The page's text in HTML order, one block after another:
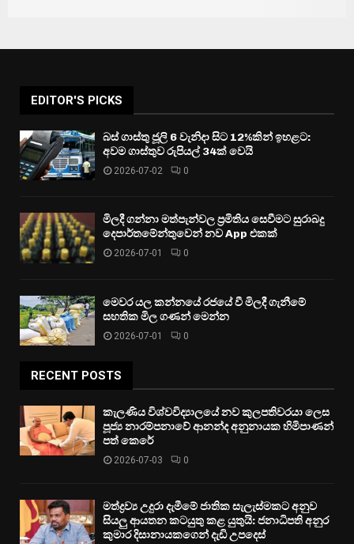
EDITOR'S PICKS
බස් ගාස්තු ජූලි 6 වැනිදා සිට 12%කින් ඉහළට:
අවම ගාස්තුව රුපියල් 34ක් වෙයි
2026-07-02 0
මිලදී ගන්නා මත්පැන්වල ප්‍රමිතිය සෙවීමට සුරාබදු
දෙපාර්තමේන්තුවෙන් නව App එකක්
2026-07-01 0
මෙවර යල කන්නයේ රජයේ වී මිලදී ගැනීමේ
සහතික මිල ගණන් මෙන්න
2026-07-01 0
RECENT POSTS
කැලණිය විශ්වවිද්‍යාලයේ නව කුලපතිවරයා ලෙස
පූජ්‍ය නාරම්පනාවේ ආනන්ද අනුනායක හිමිපාණන්
පත් කෙරේ
2026-07-03 0
මත්ද්‍රව්‍ය උදුරා දැමීමේ ජාතික සැලැස්මකට අනුව
සියලු ආයතන කටයුතු කළ යුතුයි: ජනාධිපති අනුර
කුමාර දිසානායකගෙන් දැඩි උපදෙස්